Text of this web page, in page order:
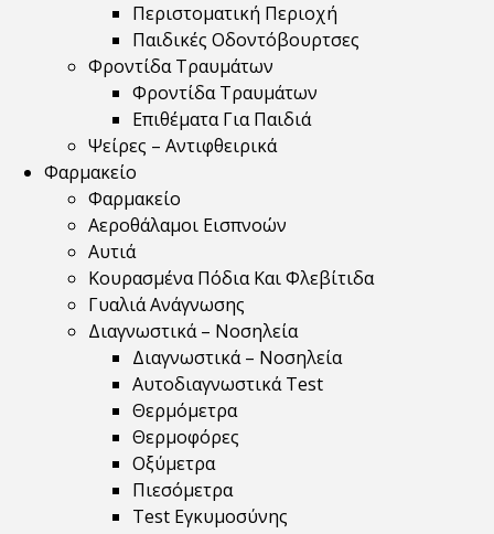
Περιστοματική Περιοχή
Παιδικές Οδοντόβουρτσες
Φροντίδα Τραυμάτων
Φροντίδα Τραυμάτων
Επιθέματα Για Παιδιά
Ψείρες – Αντιφθειρικά
Φαρμακείο
Φαρμακείο
Αεροθάλαμοι Εισπνοών
Αυτιά
Κουρασμένα Πόδια Και Φλεβίτιδα
Γυαλιά Ανάγνωσης
Διαγνωστικά – Νοσηλεία
Διαγνωστικά – Νοσηλεία
Αυτοδιαγνωστικά Test
Θερμόμετρα
Θερμοφόρες
Οξύμετρα
Πιεσόμετρα
Test Εγκυμοσύνης